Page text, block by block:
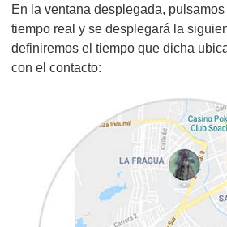
En la ventana desplegada,
tiempo real y se desplegará la
definiremos el tiempo que dicha
con el contacto: